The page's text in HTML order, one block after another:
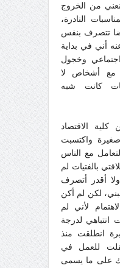
من الخروج
النادرة،
تتصرف بنفس
أني في بداية
وخجول
مع أشخاص لا
كانت شبه
من كلية الاقتصاد
واكتسبت
مع الناس
بالفتيات لم
أقدر أتصرف
لكن لم أكن
لأني لم
انتباهي لدرجة
انطلقت منذ
للعمل في
على ما يسمى